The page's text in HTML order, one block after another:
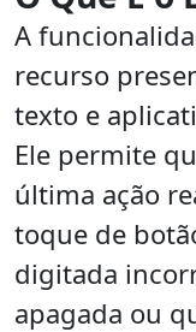
A
recurso
texto e
Ele permite
última ação
toque de
digitada
apagada ou